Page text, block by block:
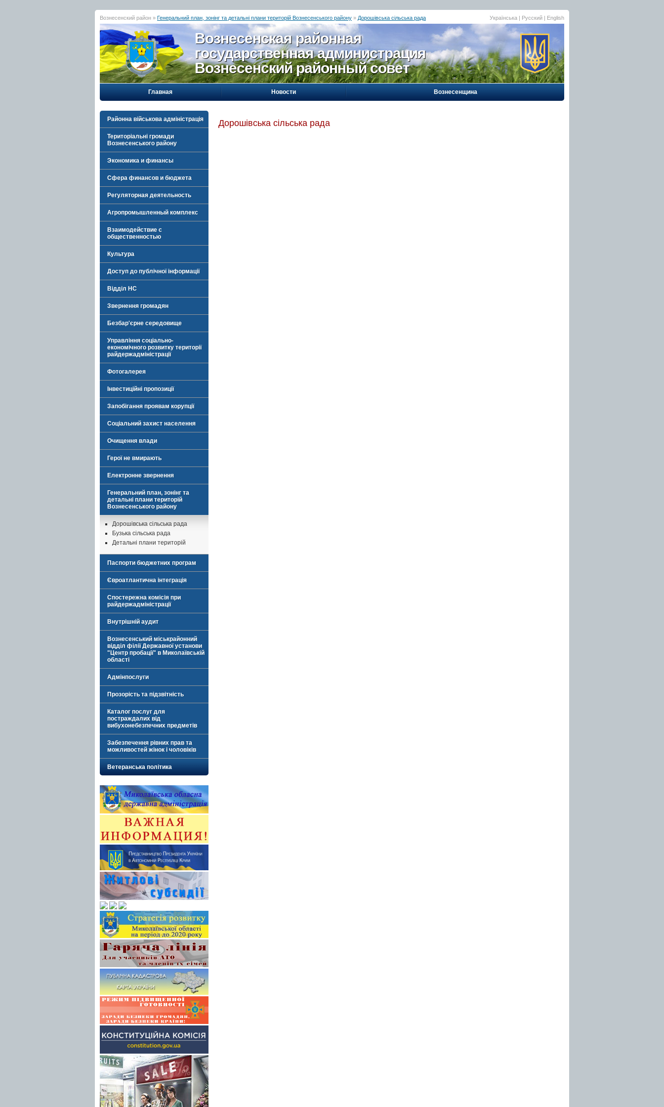
Вознесенский район » Генеральний план, зонінг та детальні плани територій Вознесенського району » Дорошівська сільська рада Українська | Русский | English
Вознесенская районная
государственная администрация
Вознесенский районный совет
Главная Новости Вознесенщина
Районна військова адміністрація
Територіальні громади
Вознесенського району
Экономика и финансы
Сфера финансов и бюджета
Регуляторная деятельность
Агропромышленный комплекс
Взаимодействие с
общественностью
Культура
Доступ до публічної інформації
Відділ НС
Звернення громадян
Безбар'єрне середовище
Управління соціально-
економічного розвитку території
райдержадміністрації
Фотогалерея
Інвестиційні пропозиції
Запобігання проявам корупції
Соціальний захист населення
Очищення влади
Герої не вмирають
Електронне звернення
Генеральний план, зонінг та
детальні плани територій
Вознесенського району
Дорошівська сільська рада
Бузька сільська рада
Детальні плани територій
Паспорти бюджетних програм
Євроатлантична інтеграція
Спостережна комісія при
райдержадміністрації
Внутрішній аудит
Вознесенський міськрайонний
відділ філії Державної установи
"Центр пробації" в Миколаївській
області
Адмінпослуги
Прозорість та підзвітність
Каталог послуг для
постраждалих від
вибухонебезпечних предметів
Забезпечення рівних прав та
можливостей жінок і чоловіків
Ветеранська політика
Дорошівська сільська рада